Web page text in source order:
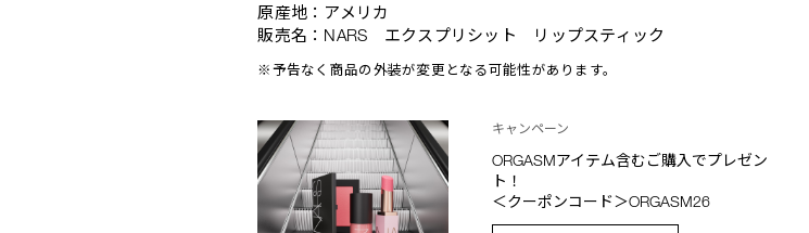
原産地：アメリカ
販売名：NARS エクスプリシット リップスティック
※予告なく商品の外装が変更となる可能性があります。
キャンペーン
ORGASMアイテム含むご購入でプレゼン
ト！
＜クーポンコード＞ORGASM26